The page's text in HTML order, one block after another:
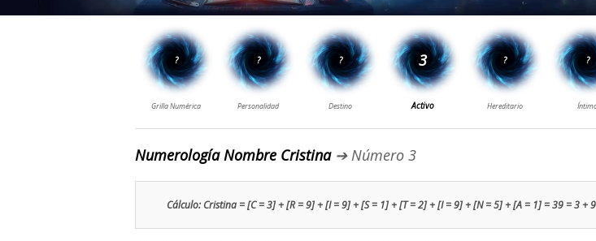
Numerología Nombre Cristina➔ Número 3
Cálculo: Cristina = [C = 3] + [R = 9] + [I = 9] + [S = 1] + [T = 2] + [I = 9] + [N = 5] + [A = 1] = 39 = 3 +